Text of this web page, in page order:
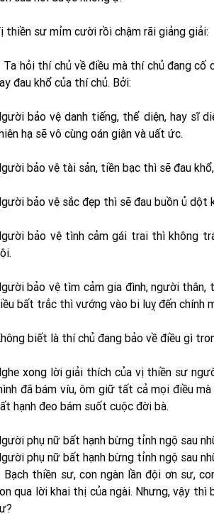
thiền sư mỉm cười rồi chậm rãi giảng giải:
Ta hỏi thí chủ về điều mà thí chủ đang cố
đau khổ của thí chủ. Bởi:
bảo vệ danh tiếng, thể diện, hay sĩ
hạ sẽ vô cùng oán giận và uất ức.
bảo vệ tài sản, tiền bạc thì sẽ đau
bảo vệ sắc đẹp thì sẽ đau buồn ủ dột
bảo vệ tình cảm gái trai thì không
bảo vệ tìm cảm gia đình, người
bất trắc thì vướng vào bi luỵ đến chính
biết là thí chủ đang bảo về điều gì
xong lời giải thích của vị thiền sư
đã bám víu, ôm giữ tất cả mọi điều
hạnh đeo bám suốt cuộc đời bà.
phụ nữ bất hạnh bừng tỉnh ngộ sau
phụ nữ bất hạnh bừng tỉnh ngộ sau
Bạch thiền sư, con ngàn lần đội ơn sư,
qua lời khai thị của ngài. Nhưng, vậy